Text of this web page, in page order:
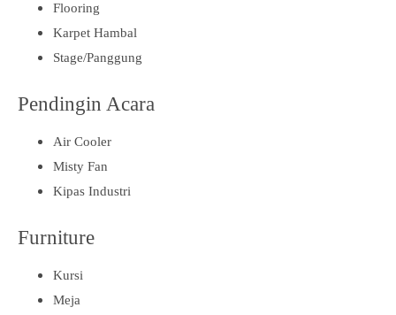
Flooring
Karpet Hambal
Stage/Panggung
Pendingin Acara
Air Cooler
Misty Fan
Kipas Industri
Furniture
Kursi
Meja